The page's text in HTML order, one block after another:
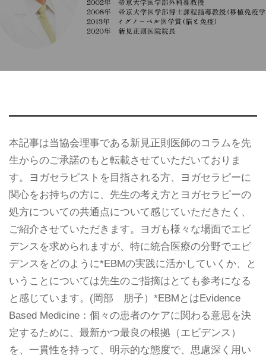
本記事は当協会理事である新見正則医師のコラムを先
生からのご承諾のもと転載させていただいておりま
す。ヨガセラピストを目指される方、ヨガセラピーに
関心をお持ちの方に、先生の考え方とヨガセラピーの
処方についての共通点について感じていただきたく、
ご紹介させていただきます。ヨガも様々な場面でエビ
デンスを求められますが、特に統合医療の分野でエビ
デンスをどのように*EBMの実践に活かしていくか、と
いうことについては先生のご指摘はとても参考になる
と感じています。(岡部 朋子）*EBMとはEvidence
Based Medicine：個々の患者のケアに関わる意思を決
定するために、最新かつ最良の根拠（エビデンス）
を、一貫性を持って、明示的な態度で、思慮深く用い